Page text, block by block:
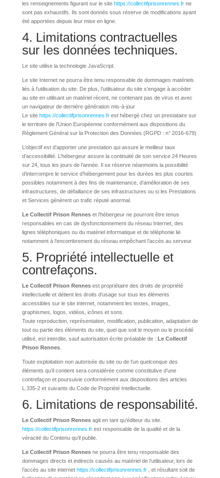
les renseignements figurant sur le site https://collectifprisonrennes.frne
sont pas exhaustifs. Ils sont donnés sous réserve de modifications ayant
été apportées depuis leur mise en ligne.
4. Limitations contractuelles
sur les données techniques.
Le site utilise la technologie JavaScript.
Le site Internet ne pourra être tenu responsable de dommages matériels
liés à l’utilisation du site. De plus, l’utilisateur du site s’engage à accéder
au site en utilisant un matériel récent, ne contenant pas de virus et avec
un navigateur de dernière génération mis-à-jour
Le site https://collectifprisonrennes.frest hébergé chez un prestataire sur
le territoire de l’Union Européenne conformément aux dispositions du
Règlement Général sur la Protection des Données (RGPD : n° 2016-679)
L’objectif est d’apporter une prestation qui assure le meilleur taux
d’accessibilité. L’hébergeur assure la continuité de son service 24 Heures
sur 24, tous les jours de l’année. Il se réserve néanmoins la possibilité
d’interrompre le service d’hébergement pour les durées les plus courtes
possibles notamment à des fins de maintenance, d’amélioration de ses
infrastructures, de défaillance de ses infrastructures ou si les Prestations
et Services génèrent un trafic réputé anormal.
Le Collectif Prison Renneset l’hébergeur ne pourront être tenus
responsables en cas de dysfonctionnement du réseau Internet, des
lignes téléphoniques ou du matériel informatique et de téléphonie lié
notamment à l’encombrement du réseau empêchant l’accès au serveur.
5. Propriété intellectuelle et
contrefaçons.
Le Collectif Prison Rennesest propriétaire des droits de propriété
intellectuelle et détient les droits d’usage sur tous les éléments
accessibles sur le site internet, notamment les textes, images,
graphismes, logos, vidéos, icônes et sons.
Toute reproduction, représentation, modification, publication, adaptation de
tout ou partie des éléments du site, quel que soit le moyen ou le procédé
utilisé, est interdite, sauf autorisation écrite préalable de : Le Collectif
Prison Rennes.
Toute exploitation non autorisée du site ou de l’un quelconque des
éléments qu’il contient sera considérée comme constitutive d’une
contrefaçon et poursuivie conformément aux dispositions des articles
L.335-2 et suivants du Code de Propriété Intellectuelle.
6. Limitations de responsabilité.
Le Collectif Prison Rennesagit en tant qu’éditeur du site.
https://collectifprisonrennes.frest responsable de la qualité et de la
véracité du Contenu qu’il publie.
Le Collectif Prison Rennesne pourra être tenu responsable des
dommages directs et indirects causés au matériel de l’utilisateur, lors de
l’accès au site internet https://collectifprisonrennes.fr, et résultant soit de